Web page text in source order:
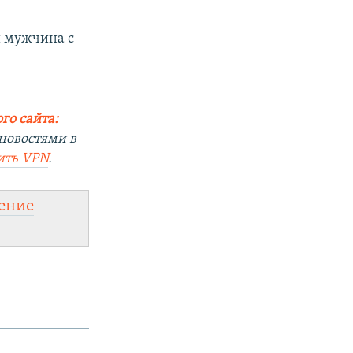
мужчина с
сайта:
в
VPN.